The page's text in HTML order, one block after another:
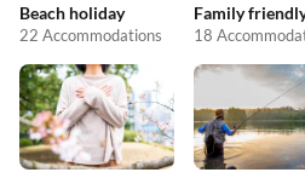
Beach holiday
22 Accommodations
Family
18